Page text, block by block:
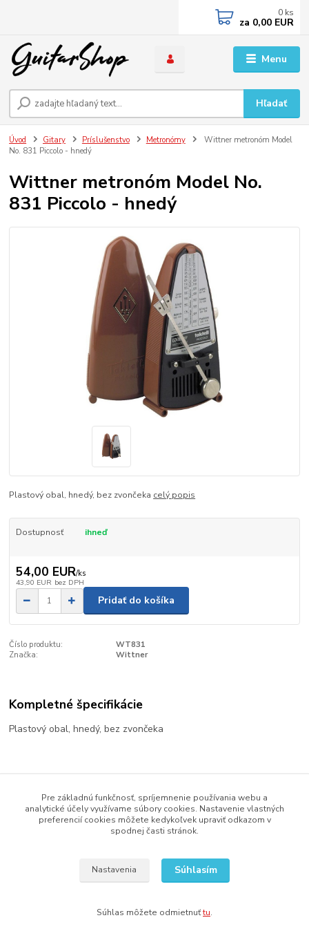
Menu
Hľadať
0 ks
za 0,00 EUR
Úvod Gitary Príslušenstvo Metronómy
Wittner metronóm Model
No. 831 Piccolo - hnedý
Wittner metronóm Model No.
831 Piccolo - hnedý
Plastový obal, hnedý, bez zvončeka celý popis
Dostupnosť ihneď
54,00 EUR/ks
43,90 EUR bez DPH
Pridať do košíka
Číslo produktu:
WT831
Značka:
Wittner
Kompletné špecifikácie
Plastový obal, hnedý, bez zvončeka
Gitary
Príslušenstvo
Pre základnú funkčnosť, spríjemnenie používania webu a
analytické účely využívame súbory cookies. Nastavenie vlastných
preferencií cookies môžete kedykoľvek upraviť odkazom v
spodnej časti stránok.
Nastavenia Súhlasím
Súhlas môžete odmietnuťtu.